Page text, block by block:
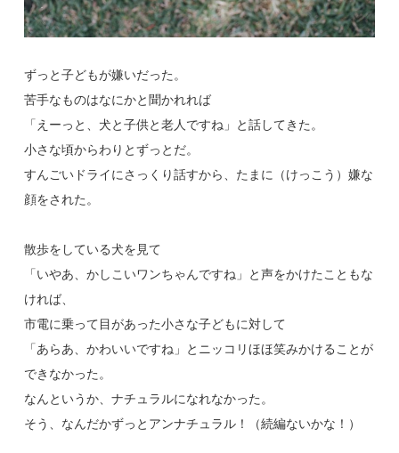
ずっと子どもが嫌いだった。
苦手なものはなにかと聞かれれば
「えーっと、犬と子供と老人ですね」と話してきた。
小さな頃からわりとずっとだ。
すんごいドライにさっくり話すから、たまに（けっこう）嫌な
顔をされた。
散歩をしている犬を見て
「いやあ、かしこいワンちゃんですね」と声をかけたこともな
ければ、
市電に乗って目があった小さな子どもに対して
「あらあ、かわいいですね」とニッコリほほ笑みかけることが
できなかった。
なんというか、ナチュラルになれなかった。
そう、なんだかずっとアンナチュラル！（続編ないかな！）